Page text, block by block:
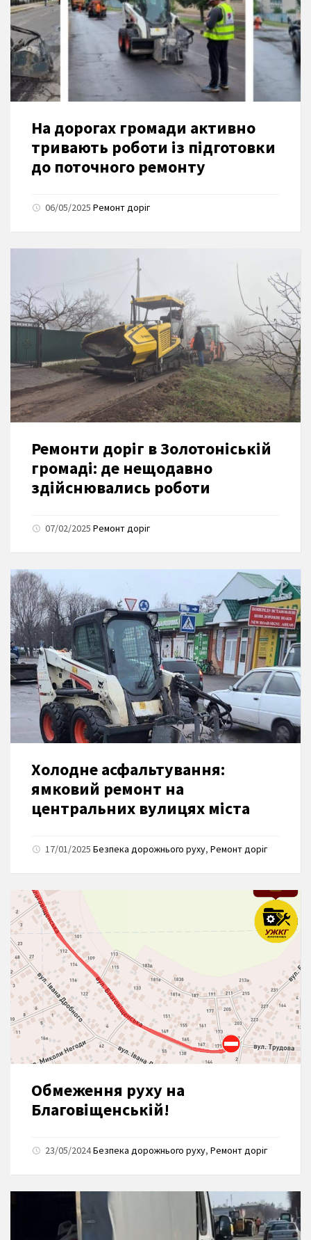
На дорогах громади активно
тривають роботи із підготовки
до поточного ремонту
06/05/2025 Ремонт доріг
Ремонти доріг в Золотоніській
громаді: де нещодавно
здійснювались роботи
07/02/2025 Ремонт доріг
Холодне асфальтування:
ямковий ремонт на
центральних вулицях міста
17/01/2025 Безпека дорожнього руху, Ремонт доріг
Обмеження руху на
Благовіщенській!
23/05/2024Безпека дорожнього руху, Ремонт доріг